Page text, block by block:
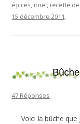
épices, noël, recette
15 décembre 2011.
47 Réponses
Voici la bûche